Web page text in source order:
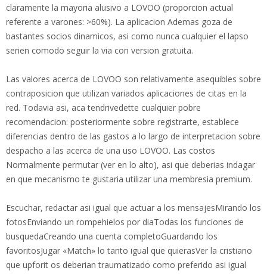
claramente la mayoria alusivo a LOVOO (proporcion actual
referente a varones: >60%). La aplicacion Ademas goza de
bastantes socios dinamicos, asi como nunca cualquier el lapso
serien comodo seguir la via con version gratuita.
Las valores acerca de LOVOO son relativamente asequibles sobre
contraposicion que utilizan variados aplicaciones de citas en la
red. Todavia asi, aca tendrivedette cualquier pobre
recomendacion: posteriormente sobre registrarte, establece
diferencias dentro de las gastos a lo largo de interpretacion sobre
despacho a las acerca de una uso LOVOO. Las costos
Normalmente permutar (ver en lo alto), asi que deberias indagar
en que mecanismo te gustaria utilizar una membresia premium.
Escuchar, redactar asi igual que actuar a los mensajesMirando los
fotosEnviando un rompehielos por diaTodas los funciones de
busquedaCreando una cuenta completoGuardando los
favoritosJugar «Match» lo tanto igual que quierasVer la cristiano
que upforit os deberian traumatizado como preferido asi igual